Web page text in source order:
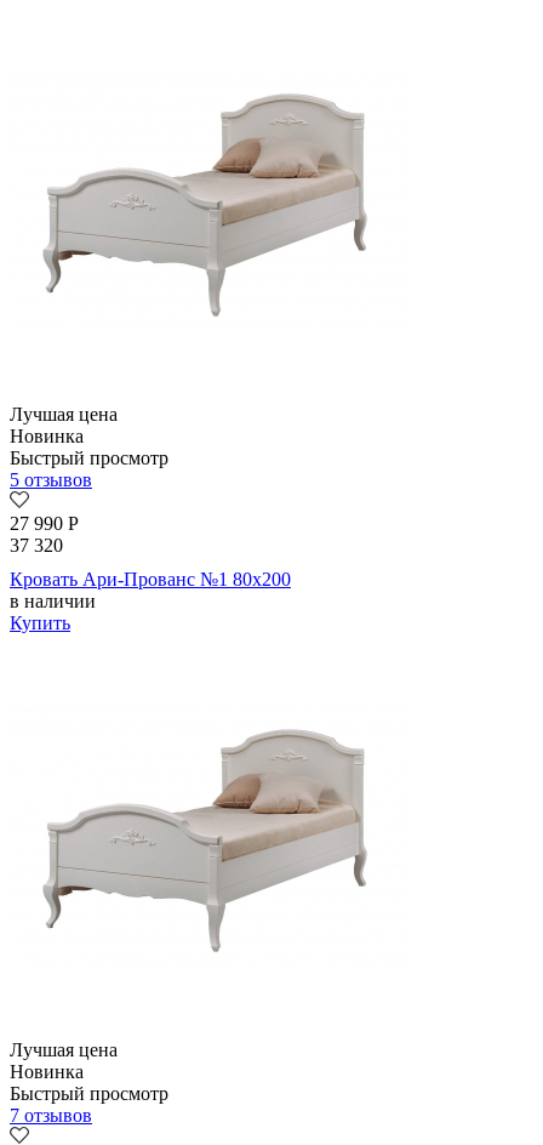
Лучшая цена
Новинка
Быстрый просмотр
5 отзывов
27 990 Р
37 320
Кровать Ари-Прованс №1 80х200
в наличии
Купить
Лучшая цена
Новинка
Быстрый просмотр
7 отзывов